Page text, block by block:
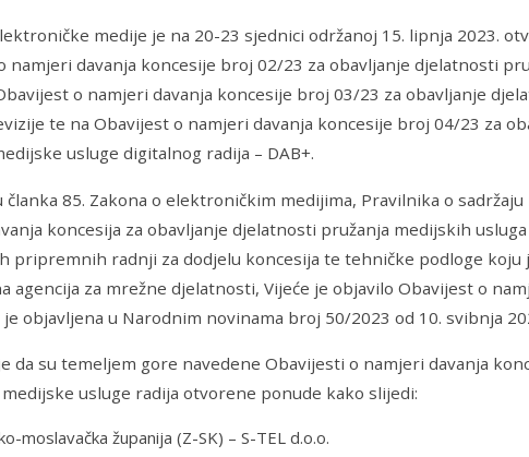
medije je na 20-23 sjednici održanoj 15. lipnja 2023.
namjeri davanja koncesije broj 02/23 za obavljanje djelatnosti
o namjeri davanja koncesije broj 03/23 za obavljanje
te na Obavijest o namjeri davanja koncesije broj 04/23 za
usluge digitalnog radija – DAB+.
članka 85. Zakona o elektroničkim medijima, Pravilnika o
koncesija za obavljanje djelatnosti pružanja medijskih
pripremnih radnji za dodjelu koncesija te tehničke podloge koju
agencija za mrežne djelatnosti, Vijeće je objavilo Obavijest o
objavljena u Narodnim novinama broj 50/2023 od 10. svibnja
da su temeljem gore navedene Obavijesti o namjeri davanja
usluge radija otvorene ponude kako slijedi:
moslavačka županija (Z-SK) – S-TEL d.o.o.